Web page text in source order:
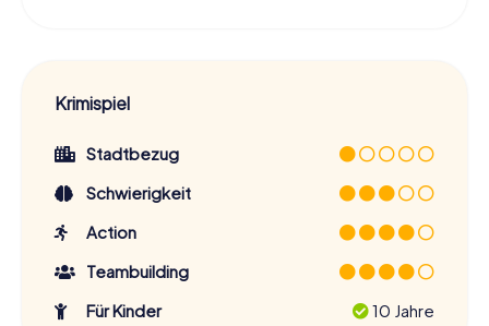
Krimispiel
Stadtbezug
Schwierigkeit
Action
Teambuilding
Für Kinder
10 Jahre